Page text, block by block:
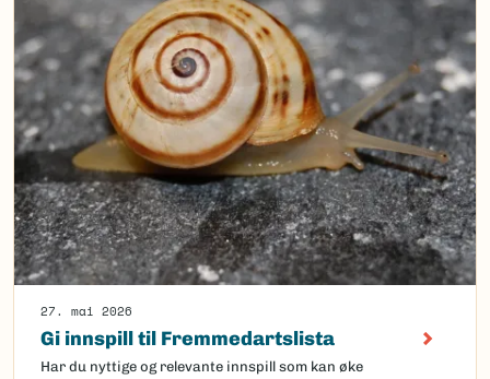
27. mai 2026
Gi innspill til Fremmedartslista
Har du nyttige og relevante innspill som kan øke